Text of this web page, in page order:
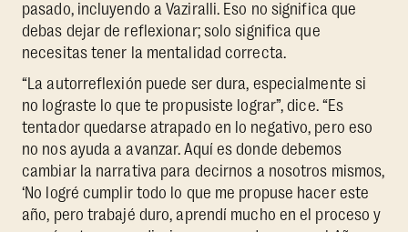
pasado, incluyendo a Vaziralli. Eso no significa que
debas dejar de reflexionar; solo significa que
necesitas tener la mentalidad correcta.
“La autorreflexión puede ser dura, especialmente si
no lograste lo que te propusiste lograr”, dice. “Es
tentador quedarse atrapado en lo negativo, pero eso
no nos ayuda a avanzar. Aquí es donde debemos
cambiar la narrativa para decirnos a nosotros mismos,
‘No logré cumplir todo lo que me propuse hacer este
año, pero trabajé duro, aprendí mucho en el proceso y